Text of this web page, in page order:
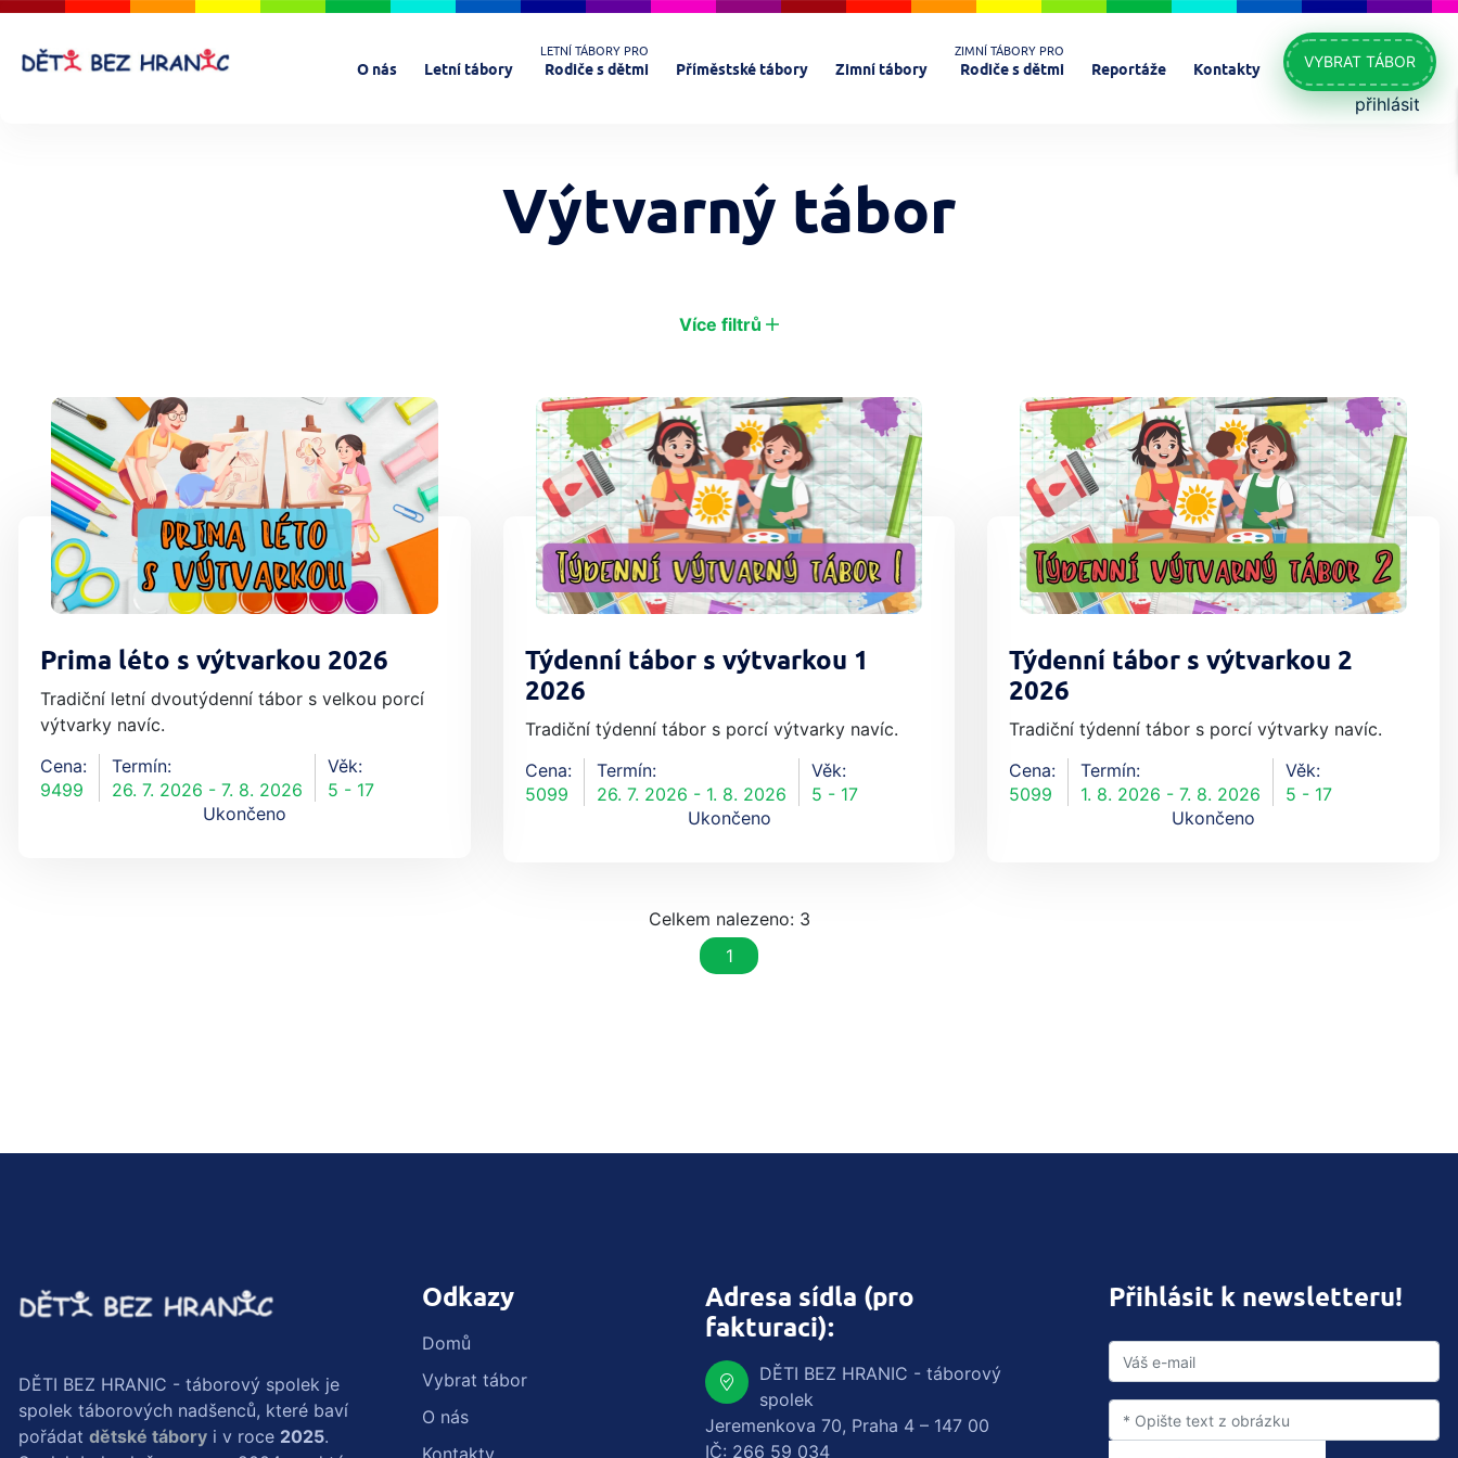
O nás Letní tábory
LETNÍ TÁBORY PRO
Rodiče s dětmi Příměstské tábory Zimní tábory
ZIMNÍ TÁBORY PRO
Rodiče s dětmi Reportáže Kontakty VYBRAT TÁBOR
přihlásit
Výtvarný tábor
Více filtrů
Prima léto s výtvarkou 2026
Tradiční letní dvoutýdenní tábor s velkou porcí
výtvarky navíc.
Cena:
9499
Termín:
26. 7. 2026 - 7. 8. 2026
Věk:
5 - 17
Ukončeno
Týdenní tábor s výtvarkou 1
2026
Tradiční týdenní tábor s porcí výtvarky navíc.
Cena:
5099
Termín:
26. 7. 2026 - 1. 8. 2026
Věk:
5 - 17
Ukončeno
Týdenní tábor s výtvarkou 2
2026
Tradiční týdenní tábor s porcí výtvarky navíc.
Cena:
5099
Termín:
1. 8. 2026 - 7. 8. 2026
Věk:
5 - 17
Ukončeno
Celkem nalezeno: 3
1
DĚTI BEZ HRANIC - táborový spolek je
spolek táborových nadšenců, které baví
pořádat dětské tábory i v roce 2025.
Odkazy
Domů
Vybrat tábor
O nás
Kontakty
Adresa sídla (pro
fakturaci):
DĚTI BEZ HRANIC - táborový
spolek
Jeremenkova 70, Praha 4 – 147 00
IČ: 266 59 034
Přihlásit k newsletteru!